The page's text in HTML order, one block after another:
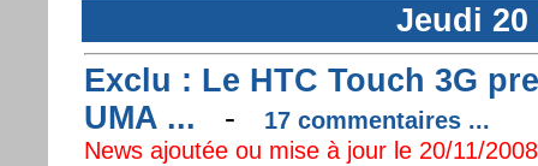
Jeudi 20
Exclu : Le HTC Touch 3G
UMA ... -
17 commentaires ...
News ajoutée ou mise à jour le 20/11/